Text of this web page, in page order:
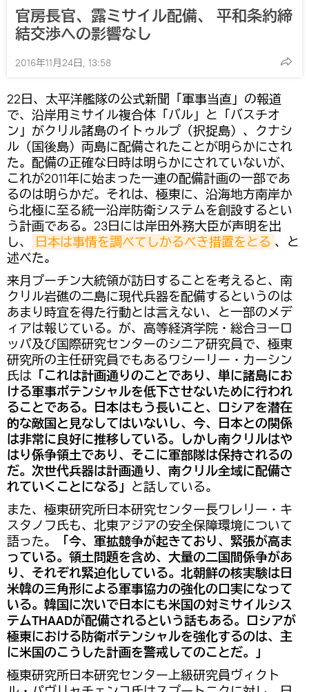
官房長官、露ミサイル配備、 平和条約締
結交渉への影響なし
2016年11月24日, 13:58
22日、太平洋艦隊の公式新聞「軍事当直」の報道
で、沿岸用ミサイル複合体「バル」と「バスチオ
ン」がクリル諸島のイトゥルプ（択捉島）、クナシ
ル（国後島）両島に配備されたことが明らかにされ
た。配備の正確な日時は明らかにされていないが、
これが2011年に始まった一連の配備計画の一部であ
るのは明らかだ。それは、極東に、沿海地方南岸か
ら北極に至る統一沿岸防衛システムを創設するとい
う計画である。23日には岸田外務大臣が声明を出
し、
日本は事情を調べてしかるべき措置をとる 、と
述べた。
来月プーチン大統領が訪日することを考えると、南
クリル岩礁の二島に現代兵器を配備するというのは
あまり時宜を得た行動とは言えない、と一部のメデ
ィアは報じている。が、高等経済学院・総合ヨーロ
ッパ及び国際研究センターのシニア研究員で、極東
研究所の主任研究員でもあるワシーリー・カーシン
氏は 「これは計画通りのことであり、単に諸島にお
ける軍事ポテンシャルを低下させないために行われ
ることである。日本はもう長いこと、ロシアを潜在
的な敵国と見なしてはいないし、今、日本との関係
は非常に良好に推移している。しかし南クリルはや
はり係争領土であり、そこに軍部隊は保持されるの
だ。次世代兵器は計画通り、南クリル全域に配備さ
れていくことになる」 と話している。
また、極東研究所日本研究センター長ワレリー・キ
スタノフ氏も、北東アジアの安全保障環境について
語った。
「今、軍拡競争が起きており、緊張が高ま
っている。領土問題を含め、大量の二国間係争があ
り、それぞれ緊迫化している。北朝鮮の核実験は日
米韓の三角形による軍事協力の強化の口実になって
いる。韓国に次いで日本にも米国の対ミサイルシス
テムTHAADが配備されるという話もある。ロシアが
極東における防衛ポテンシャルを強化するのは、主
に米国のこうした計画を警戒してのことだ。」
極東研究所日本研究センター上級研究員ヴィクト